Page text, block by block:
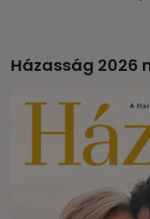
Házasság 2026